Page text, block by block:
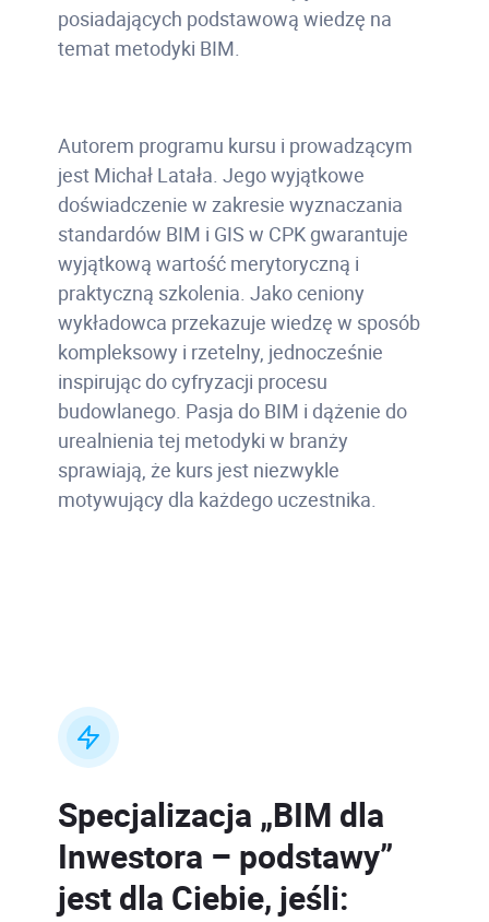
posiadających podstawową wiedzę na
temat metodyki BIM.
Autorem programu kursu i prowadzącym
jest Michał Latała. Jego wyjątkowe
doświadczenie w zakresie wyznaczania
standardów BIM i GIS w CPK gwarantuje
wyjątkową wartość merytoryczną i
praktyczną szkolenia. Jako ceniony
wykładowca przekazuje wiedzę w sposób
kompleksowy i rzetelny, jednocześnie
inspirując do cyfryzacji procesu
budowlanego. Pasja do BIM i dążenie do
urealnienia tej metodyki w branży
sprawiają, że kurs jest niezwykle
motywujący dla każdego uczestnika.
Specjalizacja „BIM dla
Inwestora – podstawy”
jest dla Ciebie, jeśli: